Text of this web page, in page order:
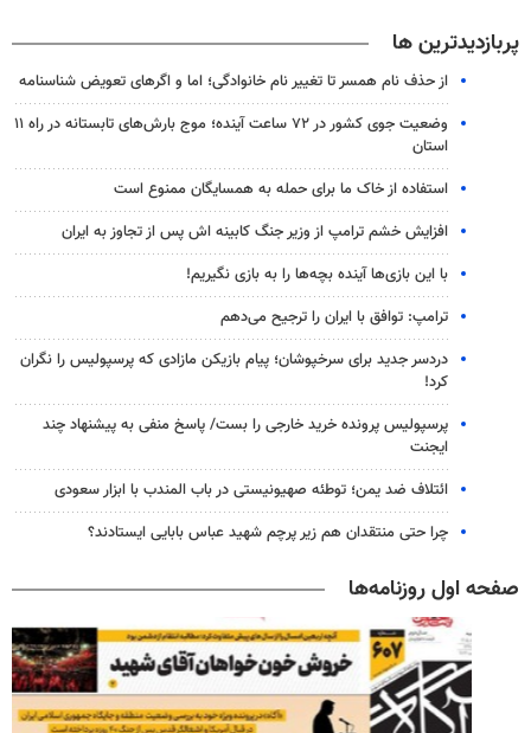
پربازدیدترین ها
از حذف نام همسر تا تغییر نام خانوادگی؛ اما و اگرهای تعویض شناسنامه
وضعیت جوی کشور در ۷۲ ساعت آینده؛ موج بارش‌های تابستانه در راه ۱۱
استان
استفاده از خاک ما برای حمله به همسایگان ممنوع است
افزایش خشم ترامپ از وزیر جنگ کابینه اش پس از تجاوز به ایران
با این بازی‌ها آینده بچه‌ها را به بازی نگیریم!
ترامپ: توافق با ایران را ترجیح می‌دهم
دردسر جدید برای سرخپوشان؛ پیام بازیکن مازادی که پرسپولیس را نگران
کرد!
پرسپولیس پرونده خرید خارجی را بست/ پاسخ منفی به پیشنهاد چند
ایجنت
ائتلاف ضد یمن؛ توطئه صهیونیستی در باب المندب با ابزار سعودی
چرا حتی منتقدان هم زیر پرچم شهید عباس بابایی ایستادند؟
صفحه اول روزنامه‌ها